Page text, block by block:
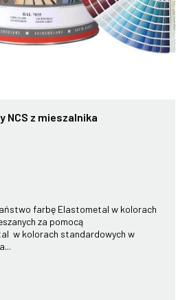
NCS z mieszalnika
farbę Elastometal w kolorach
za pomocą
w kolorach standardowych w